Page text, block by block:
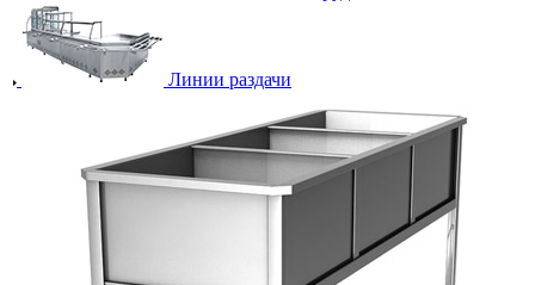
Линии раздачи